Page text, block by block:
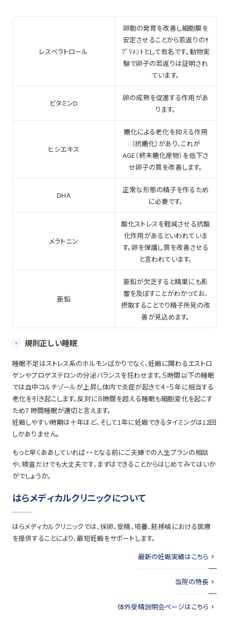
レスベラトロール
卵胞の発育を改善し細胞膜を
安定させることから若返りのｻ
ﾌﾟﾘﾒﾝﾄとして有名です。動物実
験で卵子の若返りは証明され
ています。
ビタミンD
卵の成熟を促進する作用があ
ります。
ヒシエキス
糖化による老化を抑える作用
（抗糖化）があり、これが
AGE（終末糖化産物）を低下さ
せ卵子の質を改善します。
DHA
正常な形態の精子を作るため
に必要です。
メラトニン
酸化ストレスを軽減させる抗酸
化作用があるといわれていま
す。卵を保護し質を改善させる
と言われています。
亜鉛
亜鉛が欠乏すると精巣にも影
響を及ぼすことがわかってお、
摂取することでり精子所見の改
善が見込めます。
規則正しい睡眠
睡眠不足はストレス系のホルモンばかりでなく、妊娠に関わるエストロ
ゲンやプロゲステロンの分泌バランスを狂わせます。５時間以下の睡眠
では血中コルチゾールが上昇し体内で炎症が起きて４~５年に相当する
老化を引き起こします。反対に８時間を超える睡眠も細胞変化を起こす
ため7 時間睡眠が適切と言えます。
妊娠しやすい時期は十年ほど、そして1年に妊娠できるタイミングは12回
しかありません。
もっと早くああしていれば・・となる前にご夫婦での人生プランの相談
や、検査だけでも大丈夫です、まずはできることからはじめてみてはいか
がでしょうか。
はらメディカルクリニックについて
はらメディカルクリニックでは、採卵、受精、培養、胚移植における医療
を提供することにより、最短妊娠をサポートします。
最新の妊娠実績はこちら
当院の特長
体外受精説明会ページはこちら